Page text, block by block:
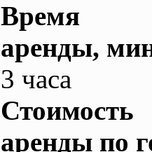
Время
аренды,
3 часа
Стоимость
аренды по